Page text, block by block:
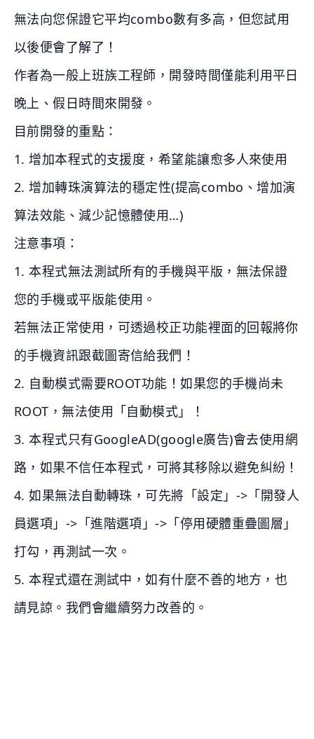
無法向您保證它平均combo數有多高，但您試用
以後便會了解了！
作者為一般上班族工程師，開發時間僅能利用平日
晚上、假日時間來開發。
目前開發的重點：
1. 增加本程式的支援度，希望能讓愈多人來使用
2. 增加轉珠演算法的穩定性(提高combo、增加演
算法效能、減少記憶體使用…)
注意事項：
1. 本程式無法測試所有的手機與平版，無法保證
您的手機或平版能使用。
若無法正常使用，可透過校正功能裡面的回報將你
的手機資訊跟截圖寄信給我們！
2. 自動模式需要ROOT功能！如果您的手機尚未
ROOT，無法使用「自動模式」！
3. 本程式只有GoogleAD(google廣告)會去使用網
路，如果不信任本程式，可將其移除以避免糾紛！
4. 如果無法自動轉珠，可先將「設定」->「開發人
員選項」->「進階選項」->「停用硬體重疊圖層」
打勾，再測試一次。
5. 本程式還在測試中，如有什麼不善的地方，也
請見諒。我們會繼續努力改善的。